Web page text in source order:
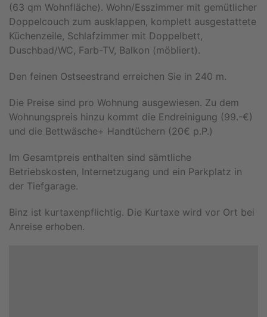
(63 qm Wohnfläche). Wohn/Esszimmer mit gemütlicher
Doppelcouch zum ausklappen, komplett ausgestattete
Küchenzeile, Schlafzimmer mit Doppelbett,
Duschbad/WC, Farb-TV, Balkon (möbliert).
Den feinen Ostseestrand erreichen Sie in 240 m.
Die Preise sind pro Wohnung ausgewiesen. Zu dem
Wohnungspreis hinzu kommt die Endreinigung (99.-€)
und die Bettwäsche+ Handtüchern (20€ p.P.)
Im Gesamtpreis enthalten sind sämtliche
Betriebskosten, Internetzugang und ein Parkplatz in
der Tiefgarage.
Binz ist kurtaxenpflichtig. Die Kurtaxe wird vor Ort bei
Anreise erhoben.